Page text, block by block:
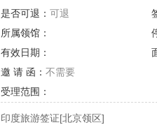
是否可退： 可退
所属领馆：
有效日期：
邀 请 函： 不需要
受理范围：
印度旅游签证[北京领区]